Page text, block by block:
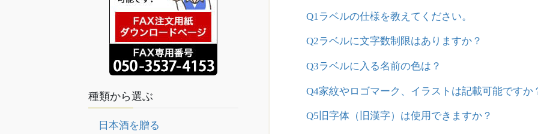
Q1ラベルの仕様を教えてください。
Q2ラベルに文字数制限はありますか？
Q3ラベルに入る名前の色は？
Q4家紋やロゴマーク、イラストは記載可能ですか
Q5旧字体（旧漢字）は使用できますか？
種類から選ぶ
日本酒を贈る